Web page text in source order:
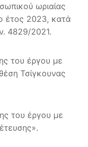
ωριαίας
έτος 2023, κατά
4829/2021.
του έργου με
Τσίγκουνας
του έργου με